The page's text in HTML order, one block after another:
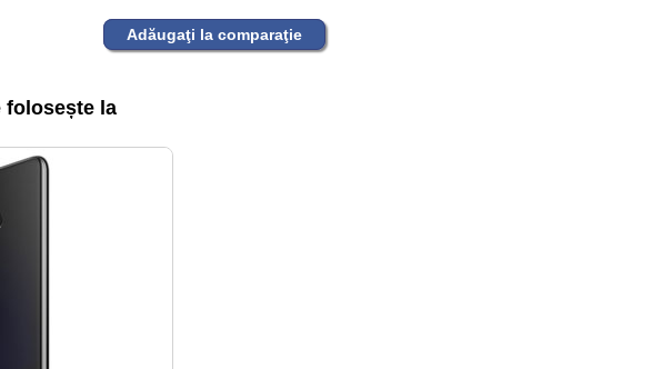
Adăugaţi la comparaţie
folosește la